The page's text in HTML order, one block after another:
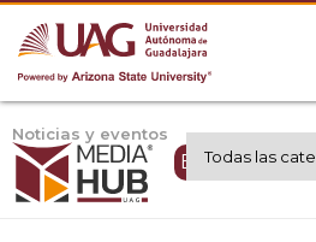
Noticias y eventos
Expertos UAG